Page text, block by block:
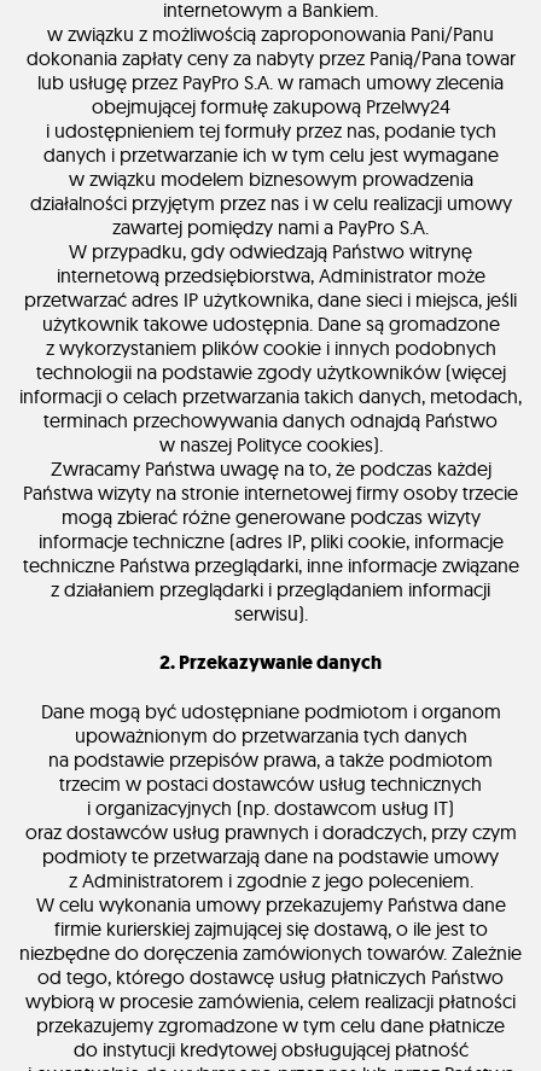
internetowym a Bankiem.
w związku z możliwością zaproponowania Pani/Panu
dokonania zapłaty ceny za nabyty przez Panią/Pana towar
lub usługę przez PayPro S.A. w ramach umowy zlecenia
obejmującej formułę zakupową Przelwy24
i udostępnieniem tej formuły przez nas, podanie tych
danych i przetwarzanie ich w tym celu jest wymagane
w związku modelem biznesowym prowadzenia
działalności przyjętym przez nas i w celu realizacji umowy
zawartej pomiędzy nami a PayPro S.A.
W przypadku, gdy odwiedzają Państwo witrynę
internetową przedsiębiorstwa, Administrator może
przetwarzać adres IP użytkownika, dane sieci i miejsca, jeśli
użytkownik takowe udostępnia. Dane są gromadzone
z wykorzystaniem plików cookie i innych podobnych
technologii na podstawie zgody użytkowników (więcej
informacji o celach przetwarzania takich danych, metodach,
terminach przechowywania danych odnajdą Państwo
w naszej Polityce cookies).
Zwracamy Państwa uwagę na to, że podczas każdej
Państwa wizyty na stronie internetowej firmy osoby trzecie
mogą zbierać różne generowane podczas wizyty
informacje techniczne (adres IP, pliki cookie, informacje
techniczne Państwa przeglądarki, inne informacje związane
z działaniem przeglądarki i przeglądaniem informacji
serwisu).
2. Przekazywanie danych
Dane mogą być udostępniane podmiotom i organom
upoważnionym do przetwarzania tych danych
na podstawie przepisów prawa, a także podmiotom
trzecim w postaci dostawców usług technicznych
i organizacyjnych (np. dostawcom usług IT)
oraz dostawców usług prawnych i doradczych, przy czym
podmioty te przetwarzają dane na podstawie umowy
z Administratorem i zgodnie z jego poleceniem.
W celu wykonania umowy przekazujemy Państwa dane
firmie kurierskiej zajmującej się dostawą, o ile jest to
niezbędne do doręczenia zamówionych towarów. Zależnie
od tego, którego dostawcę usług płatniczych Państwo
wybiorą w procesie zamówienia, celem realizacji płatności
przekazujemy zgromadzone w tym celu dane płatnicze
do instytucji kredytowej obsługującej płatność